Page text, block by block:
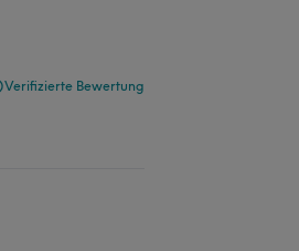
Verifizierte Bewertung